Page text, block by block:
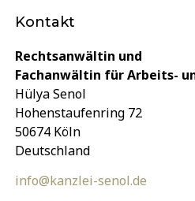
Kontakt
Rechtsanwältin und
Fachanwältin für Arbeits-
Hülya Senol
Hohenstaufenring 72
50674 Köln
Deutschland
info@kanzlei-senol.de